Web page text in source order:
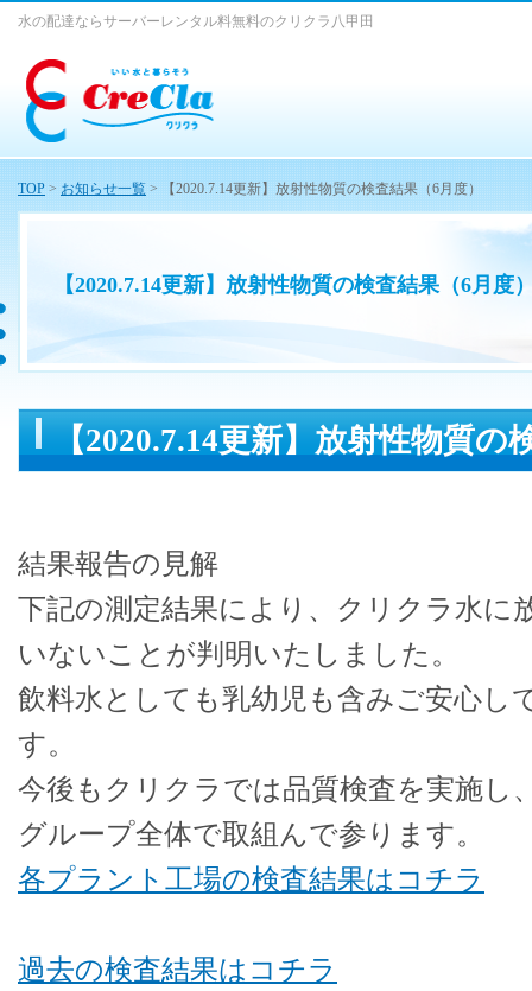
【2020.7.14更新】放射性物質の検査結果（6月度
水の配達ならサーバーレンタル料無料のクリクラ八甲田
【2020.7.14更新】放射性物質の
結果報告の見解
下記の測定結果により、クリクラ水に
いないことが判明いたしました。
飲料水としても乳幼児も含みご安心し
す。
今後もクリクラでは品質検査を実施し
グループ全体で取組んで参ります。
各プラント工場の検査結果はコチラ
過去の検査結果はコチラ
TOP > お知らせ一覧 > 【2020.7.14更新】放射性物質の検査結果（6月度）